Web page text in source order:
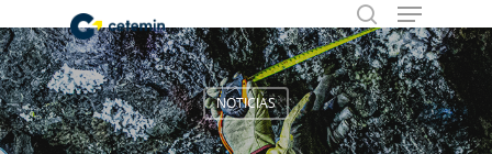
Hit enter to search or ESC to close
NOTICIAS